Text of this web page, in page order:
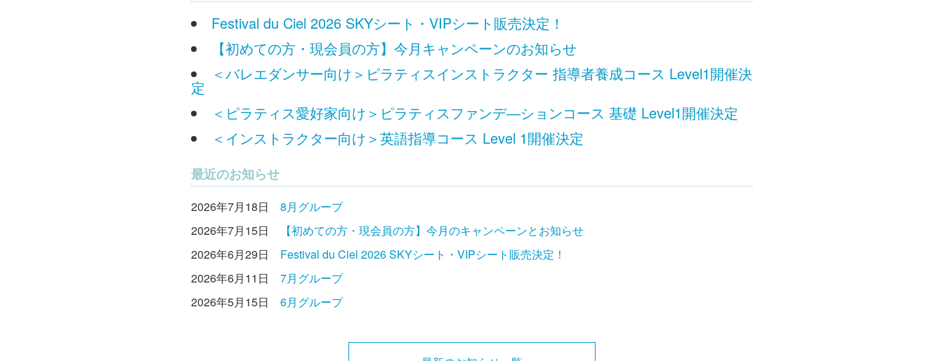
Festival du Ciel 2026 SKYシート・VIPシート販売決定！
【初めての方・現会員の方】今月キャンペーンのお知らせ
＜バレエダンサー向け＞ピラティスインストラクター 指導者養成コース Level1開催決
定
＜ピラティス愛好家向け＞ピラティスファンデ―ションコース 基礎 Level1開催決定
＜インストラクター向け＞英語指導コース Level 1開催決定
最近のお知らせ
2026年7月18日
8月グループ
2026年7月15日
【初めての方・現会員の方】今月のキャンペーンとお知らせ
2026年6月29日
Festival du Ciel 2026 SKYシート・VIPシート販売決定！
2026年6月11日
7月グループ
2026年5月15日
6月グループ